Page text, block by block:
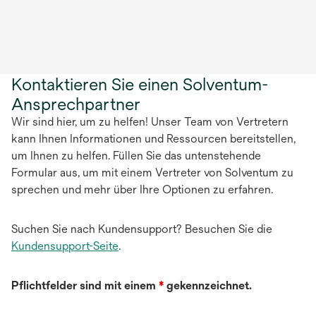
Kontaktieren Sie einen Solventum-
Ansprechpartner
Wir sind hier, um zu helfen! Unser Team von Vertretern
kann Ihnen Informationen und Ressourcen bereitstellen,
um Ihnen zu helfen. Füllen Sie das untenstehende
Formular aus, um mit einem Vertreter von Solventum zu
sprechen und mehr über Ihre Optionen zu erfahren.
Suchen Sie nach Kundensupport? Besuchen Sie die
Kundensupport-Seite.
Pflichtfelder sind mit einem * gekennzeichnet.